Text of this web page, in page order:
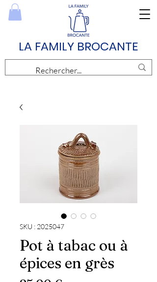
LA FAMILY BROCANTE
SKU : 2025047
Pot à tabac ou à
épices en grès